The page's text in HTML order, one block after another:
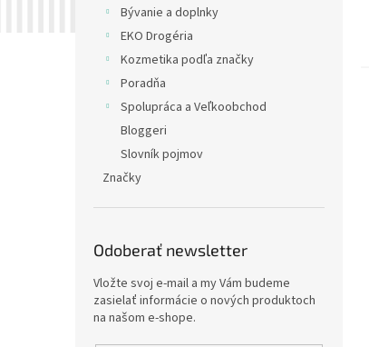
Bývanie a doplnky
EKO Drogéria
Kozmetika podľa značky
Poradňa
Spolupráca a Veľkoobchod
Bloggeri
Slovník pojmov
Značky
Odoberať newsletter
Vložte svoj e-mail a my Vám budeme
zasielať informácie o nových produktoch
na našom e-shope.